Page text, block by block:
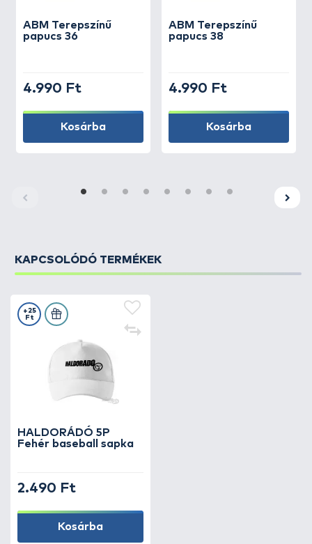
ABM Terepszínű
papucs 36
4.990 Ft
Kosárba
ABM Terepszínű
papucs 38
4.990 Ft
Kosárba
KAPCSOLÓDÓ TERMÉKEK
HALDORÁDÓ 5P
Fehér baseball sapka
+25
Ft
2.490 Ft
Kosárba